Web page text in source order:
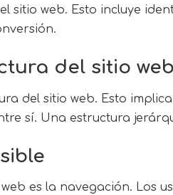
sitio web. Esto incluye
del sitio web
del sitio web. Esto
sí. Una estructura
es la navegación. Los